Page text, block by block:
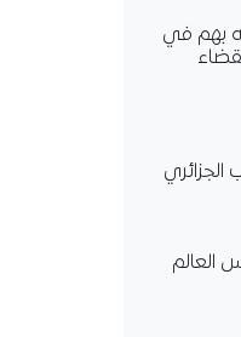
بهم في
الجزائري
العالم